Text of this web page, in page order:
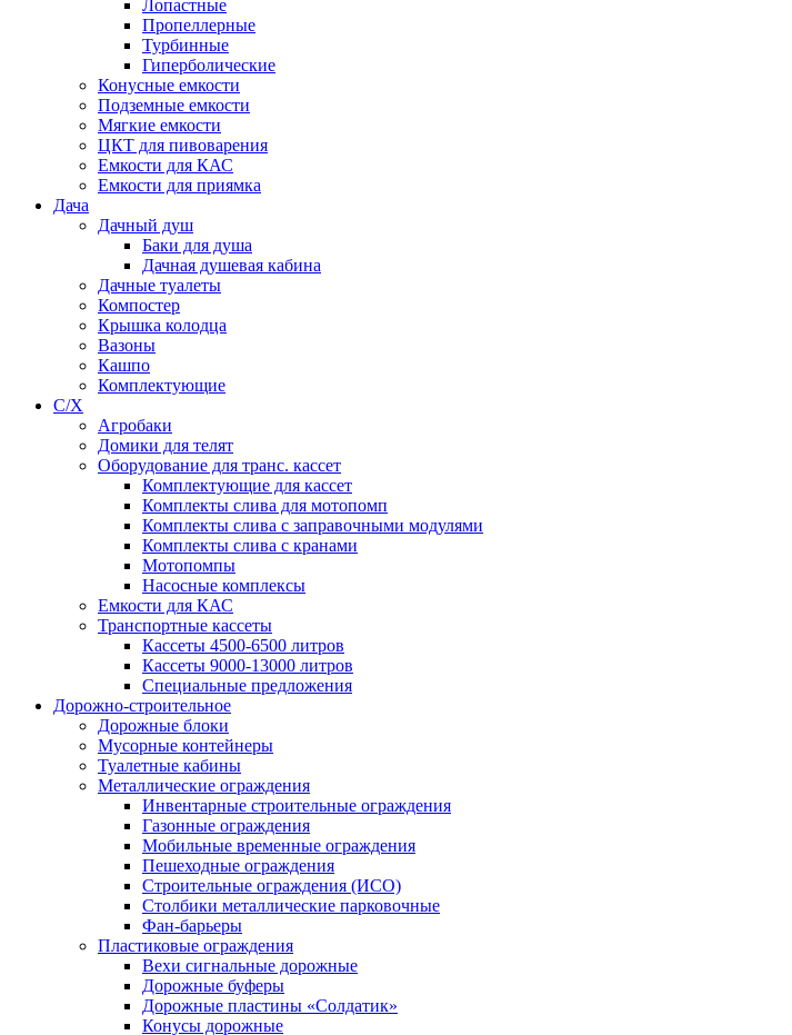
Лопастные
Пропеллерные
Турбинные
Гиперболические
Конусные емкости
Подземные емкости
Мягкие емкости
ЦКТ для пивоварения
Емкости для КАС
Емкости для приямка
Дача
Дачный душ
Баки для душа
Дачная душевая кабина
Дачные туалеты
Компостер
Крышка колодца
Вазоны
Кашпо
Комплектующие
С/Х
Агробаки
Домики для телят
Оборудование для транс. кассет
Комплектующие для кассет
Комплекты слива для мотопомп
Комплекты слива с заправочными модулями
Комплекты слива с кранами
Мотопомпы
Насосные комплексы
Емкости для КАС
Транспортные кассеты
Кассеты 4500-6500 литров
Кассеты 9000-13000 литров
Специальные предложения
Дорожно-строительное
Дорожные блоки
Мусорные контейнеры
Туалетные кабины
Металлические ограждения
Инвентарные строительные ограждения
Газонные ограждения
Мобильные временные ограждения
Пешеходные ограждения
Строительные ограждения (ИСО)
Столбики металлические парковочные
Фан-барьеры
Пластиковые ограждения
Вехи сигнальные дорожные
Дорожные буферы
Дорожные пластины «Солдатик»
Конусы дорожные